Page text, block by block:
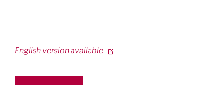
English version available